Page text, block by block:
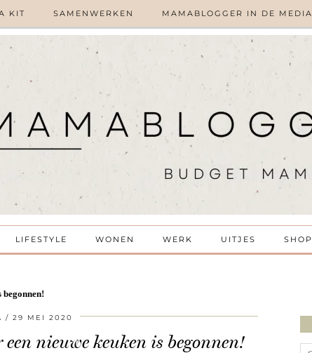
KIT SAMENWERKEN MAMABLOGGER IN DE MEDIA
LIFESTYLE WONEN WERK UITJES SHOP
begonnen!
29 MEI 2020
nieuwe keuken is begonnen!